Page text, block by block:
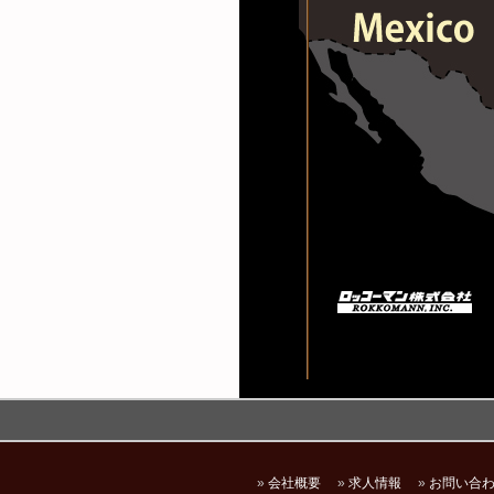
» 会社概要 » 求人情報 » お問い合